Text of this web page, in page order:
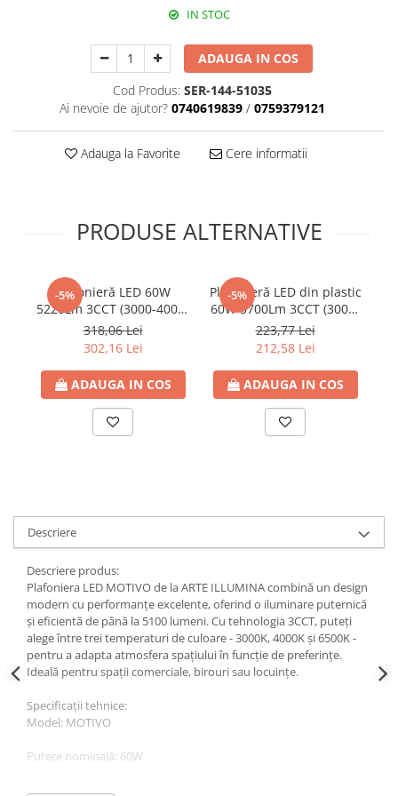
RCCB - 30mA - tip A
RCBO - Intrerupatoare cu protectie
diferentiala si la supracurent
RCBO - 10mA - tip A
Banda LED si transformatoare
Becuri incandescente si halogn
Becuri si tuburi LED
Aplice perete
Corpuri liniare
Iluminat de siguranta
Iluminat pe sina magnetica
Paneluri LED
Corpuri de iluminat decorativ
interior/exterior
Exterior
Dulii
ceasuri programabile
IN STOC
ADAUGA IN COS
Cod Produs: SER-144-51035
Ai nevoie de ajutor? 0740619839 / 0759379121
Adauga la Favorite Cere informatii
PRODUSE ALTERNATIVE
-5%
Plafonieră LED 60W
5220Lm 3CCT (3000-4000-
6500K) Ø490x50mm Alb
ARTE ILLUMINA MOTIVO
318,06 Lei
302,16 Lei
ADAUGA IN COS
-5%
Plafonieră LED din plastic
60W 5700Lm 3CCT (3000-
4000-6500K) Ø480x75mm
Alb - ARTE ILLUMINA
TRIANO
223,77 Lei
212,58 Lei
ADAUGA IN COS
Descriere
Descriere produs:
Plafoniera LED MOTIVO de la ARTE ILLUMINA combină un design
modern cu performanțe excelente, oferind o iluminare puternică
și eficientă de până la 5100 lumeni. Cu tehnologia 3CCT, puteți
alege între trei temperaturi de culoare - 3000K, 4000K și 6500K -
pentru a adapta atmosfera spațiului în funcție de preferințe.
Ideală pentru spații comerciale, birouri sau locuințe.
Specificații tehnice:
Model: MOTIVO
Putere nominală: 60W
Flux luminos: 5100 lumeni